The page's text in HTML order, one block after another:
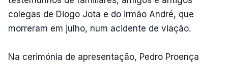
colegas de Diogo Jota e do irmão André, que
morreram em julho, num acidente de viação.
Na cerimónia de apresentação, Pedro Proença